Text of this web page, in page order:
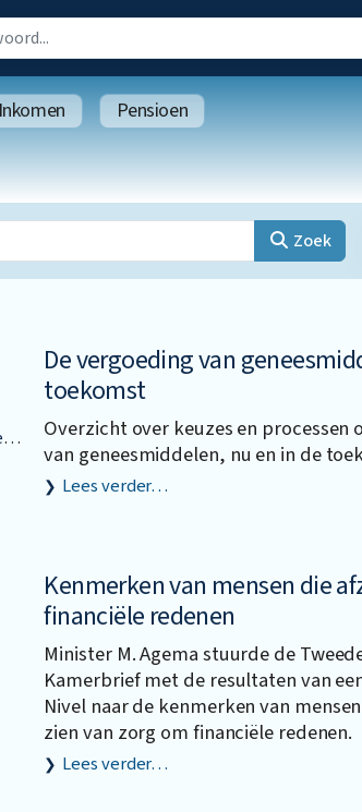
Inkomen
Pensioen
Zoek
De vergoeding van
toekomst
Overzicht over keuzes en processen
van geneesmiddelen, nu en in de
Lees verder…
Kenmerken van mensen die
financiële redenen
Minister M. Agema stuurde de
Kamerbrief met de resultaten van
Nivel naar de kenmerken van
zien van zorg om financiële redenen.
Lees verder…